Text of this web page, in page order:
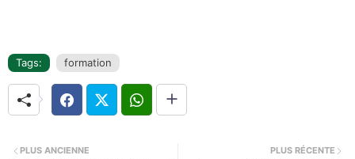
Tags: formation
PLUS RÉCENTE
PLUS ANCIENNE